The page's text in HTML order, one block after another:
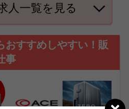
人一覧を見る
おすすめしやすい！販
事